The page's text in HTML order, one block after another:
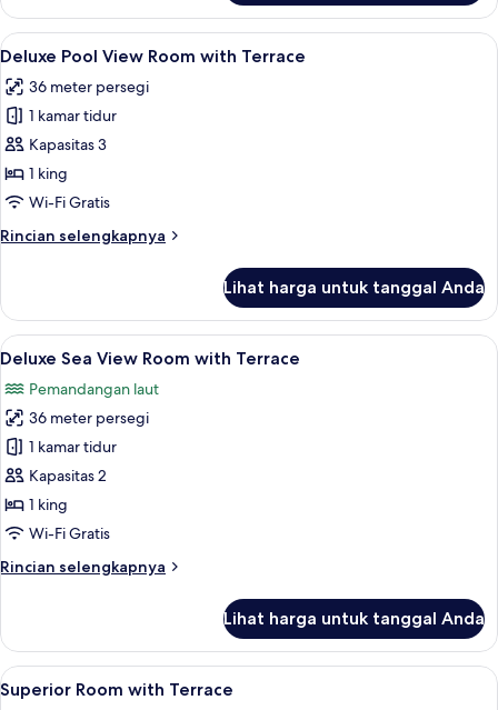
Superior
Room
without
Lihat
semua
foto
untuk
Deluxe
Pool
View
with
Deluxe Pool View Room with
5
Deluxe Pool View Room with Terrace
36 meter persegi
1 kamar tidur
Kapasitas 3
1 king
Wi-Fi Gratis
Rincian selengkapnya
Rincian
Deluxe
Pool
View
with
Terrace
Lihat harga untuk tanggal Anda
Lihat
semua
foto
untuk
Deluxe
Sea
View
Room
Terrace
Minibar, brankas, tirai kedap cahaya,
5
Deluxe Sea View Room with Terrace
Pemandangan laut
36 meter persegi
1 kamar tidur
Kapasitas 2
1 king
Wi-Fi Gratis
Rincian selengkapnya
Rincian
Deluxe
Sea
View
Room
Lihat harga untuk tanggal Anda
Lihat
semua
Minibar, brankas, tirai kedap cahaya,
5
Superior Room with Terrace